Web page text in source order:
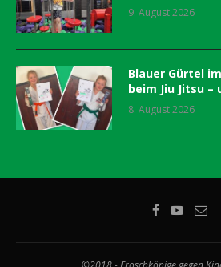
9. August 2026
Blauer Gürtel
beim Jiu Jitsu –
8. August 2026